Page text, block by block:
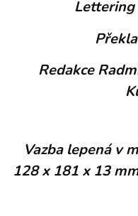
Lettering
Redakce
Vazba lepená v
128 x 181 x 13